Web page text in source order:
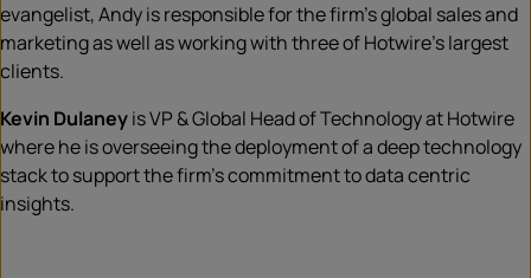
evangelist, Andy is responsible for the firm’s global sales and
marketing as well as working with three of Hotwire’s largest
clients.
Kevin Dulaneyis VP & Global Head of Technology at Hotwire
where he is overseeing the deployment of a deep technology
stack to support the firm’s commitment to data centric
insights.